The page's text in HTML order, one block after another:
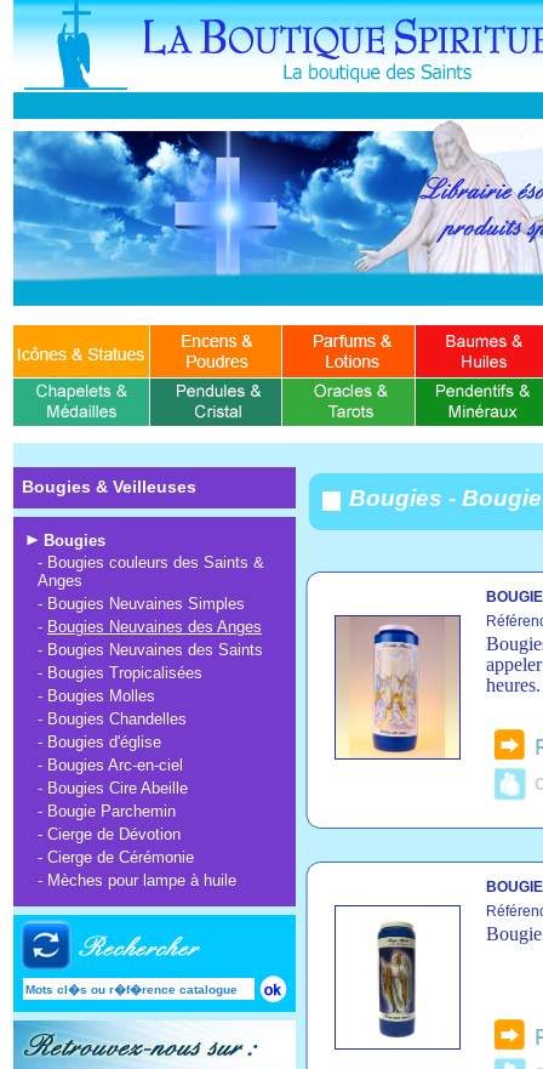
Bougies & Veilleuses
Bougies
- Bougies couleurs des Saints &
Anges
- Bougies Neuvaines Simples
- Bougies Neuvaines des Anges
- Bougies Neuvaines des Saints
- Bougies Tropicalisées
- Bougies Molles
- Bougies Chandelles
- Bougies d'église
- Bougies Arc-en-ciel
- Bougies Cire Abeille
- Bougie Parchemin
- Cierge de Dévotion
- Cierge de Cérémonie
- Mèches pour lampe à huile
Bougies -
heures.